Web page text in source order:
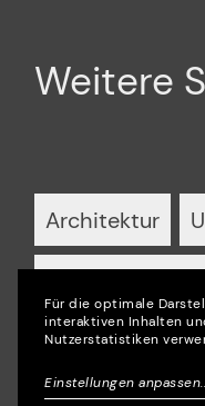
Weitere
Architektur
Podcast
Für die optimale
interaktiven Inhalten
Nutzerstatistiken
Einstellungen anpassen